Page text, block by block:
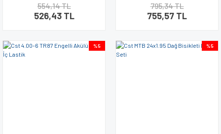
554,14 TL
526,43 TL
795,34 TL
755,57 TL
%5 %5